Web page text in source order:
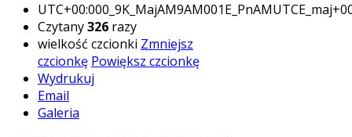
Czytany326 razy
wielkość czcionki Zmniejsz
czcionkę Powiększ czcionkę
Wydrukuj
Email
Galeria